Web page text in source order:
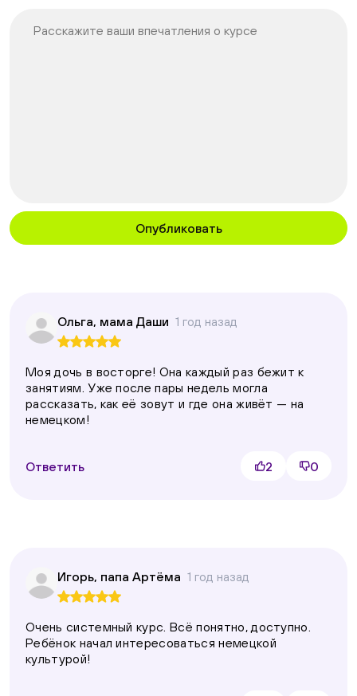
Расскажите ваши впечатления о курсе
Опубликовать
Ольга, мама Даши 1 год назад
Моя дочь в восторге! Она каждый раз бежит к
занятиям. Уже после пары недель могла
рассказать, как её зовут и где она живёт — на
немецком!
Ответить 2 0
Игорь, папа Артёма 1 год назад
Очень системный курс. Всё понятно, доступно.
Ребёнок начал интересоваться немецкой
культурой!